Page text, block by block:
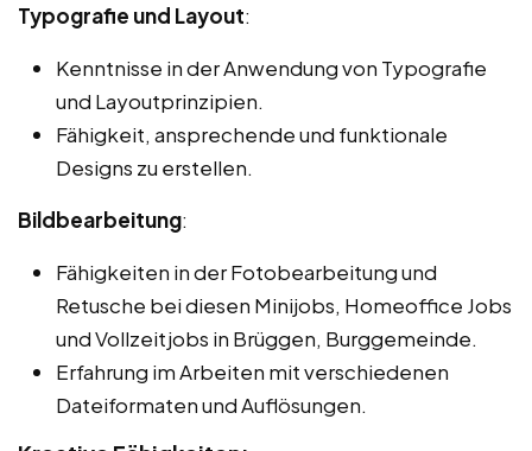
Typografie und Layout:
Kenntnisse in der Anwendung von Typografie
und Layoutprinzipien.
Fähigkeit, ansprechende und funktionale
Designs zu erstellen.
Bildbearbeitung:
Fähigkeiten in der Fotobearbeitung und
Retusche bei diesen Minijobs, Homeoffice Jobs
und Vollzeitjobs in Brüggen, Burggemeinde.
Erfahrung im Arbeiten mit verschiedenen
Dateiformaten und Auflösungen.